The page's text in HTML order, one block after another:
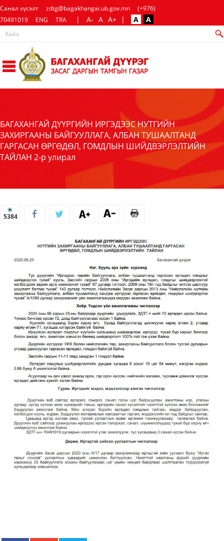
Санал хүсэлт zdtg@bagakhangai.ub.gov.mn
(+976)
70491019
ENG TRA | A- A A+ | A A
БАГАХАНГАЙ ДҮҮРГИЙН ИРГЭДЭЭС НУТГИЙН
ЗАХИРГААНЫ БАЙГУУЛЛАГА, АЛБАН ТУШААЛТАНД
ГАРГАСАН ӨРГӨДӨЛ, ГОМДЛЫН ШИЙДВЭРЛЭЛТИЙН
ТАЙЛАН 2-р улирал
5384